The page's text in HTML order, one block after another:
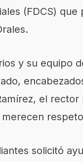
(FDCS)
y su equipo
el
solicitó